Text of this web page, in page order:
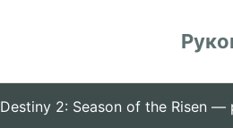
Destiny 2: Season of the Risen